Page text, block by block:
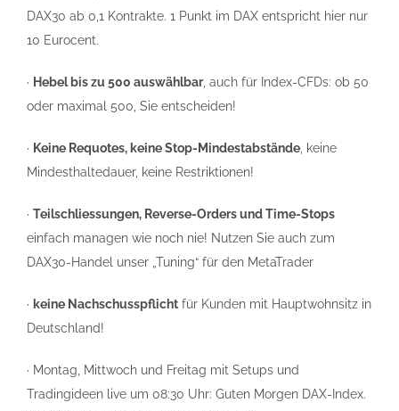
DAX30 ab 0,1 Kontrakte. 1 Punkt im DAX entspricht hier nur
10 Eurocent.
· Hebel bis zu 500 auswählbar, auch für Index-CFDs: ob 50
oder maximal 500, Sie entscheiden!
· Keine Requotes, keine Stop-Mindestabstände , keine
Mindesthaltedauer, keine Restriktionen!
· Teilschliessungen, Reverse-Orders und Time-Stops
einfach managen wie noch nie! Nutzen Sie auch zum
DAX30-Handel unser „Tuning“ für den MetaTrader
· keine Nachschusspflicht für Kunden mit Hauptwohnsitz in
Deutschland!
· Montag, Mittwoch und Freitag mit Setups und
Tradingideen live um 08:30 Uhr: Guten Morgen DAX-Index.